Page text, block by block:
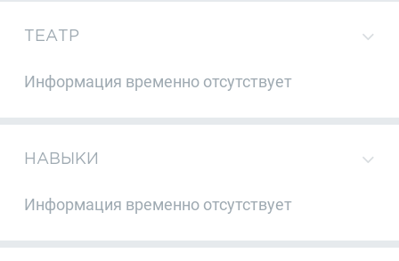
ТЕАТР
Информация временно отсутствует
НАВЫКИ
Информация временно отсутствует